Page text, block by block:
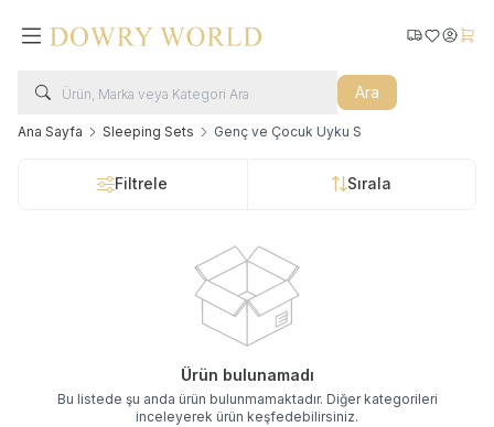
Ara
Kargo Takip
Favorilerim
Ana Sayfa Sleeping Sets Genç ve Çocuk Uyku S
Filtrele Sırala
Ürün bulunamadı
Bu listede şu anda ürün bulunmamaktadır. Diğer kategorileri
inceleyerek ürün keşfedebilirsiniz.